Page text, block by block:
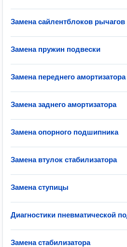
Замена сайлентблоков рычагов
Замена пружин подвески
Замена переднего амортизатора
Замена заднего амортизатора
Замена опорного подшипника
Замена втулок стабилизатора
Замена ступицы
Диагностики пневматической
Замена стабилизатора